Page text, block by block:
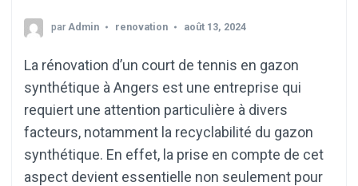
par Admin renovation août 13, 2024
La rénovation d’un court de tennis en gazon
synthétique à Angers est une entreprise qui
requiert une attention particulière à divers
facteurs, notamment la recyclabilité du gazon
synthétique. En effet, la prise en compte de cet
aspect devient essentielle non seulement pour